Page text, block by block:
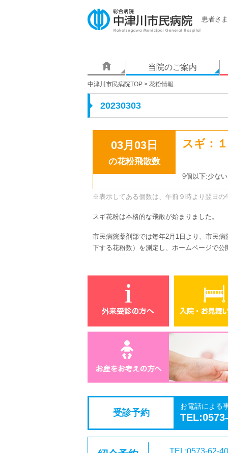
患者さ
当院のご案内
中津川市民病院TOP > 花粉情報
20230303
03月03日
の花粉飛散数
スギ：
9個以下:少な
※表示してある個数は、午前９時より翌日
スギ花粉は本格的な飛散が始まりました。
市民病院薬剤部では毎年2 月 1 日より、市民
下する花粉数）を測定し、ホームページで
受診予約
お電話による
TEL:0573-62-